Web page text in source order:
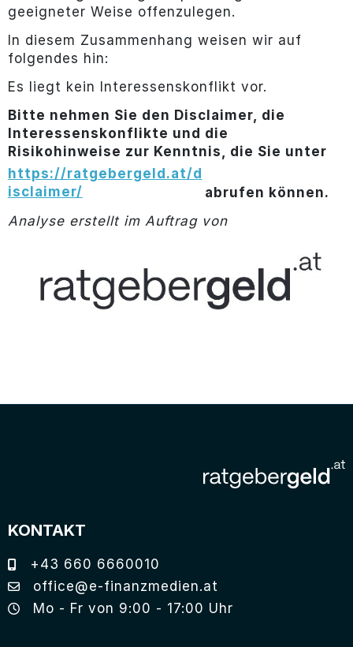
geeigneter Weise offenzulegen.
In diesem Zusammenhang weisen wir auf
folgendes hin:
Es liegt kein Interessenskonflikt vor.
Bitte nehmen Sie den Disclaimer, die
Interessenskonflikte und die
Risikohinweise zur Kenntnis, die Sie unter
https://ratgebergeld.at/d
isclaimer/
abrufen können.
Analyse erstellt im Auftrag von
KONTAKT
+43 660 6660010
office@e-finanzmedien.at
Mo - Fr von 9:00 - 17:00 Uhr